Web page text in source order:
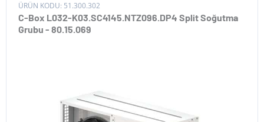
ÜRÜN KODU: 51.300.302
C-Box L032-K03.SC4145.NTZ096.DP4 Split Soğutma
Grubu - 80.15.069